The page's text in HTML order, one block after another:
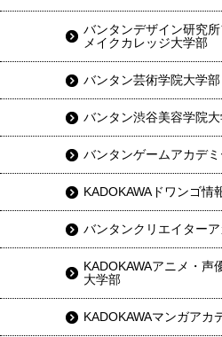
バンタンデザイン研究
メイクカレッジ大学部
バンタン芸術学院大学部
バンタン渋谷美容学院
バンタンゲームアカデ
KADOKAWAドワンゴ情
バンタンクリエイター
KADOKAWAアニメ・声
大学部
KADOKAWAマンガアカ